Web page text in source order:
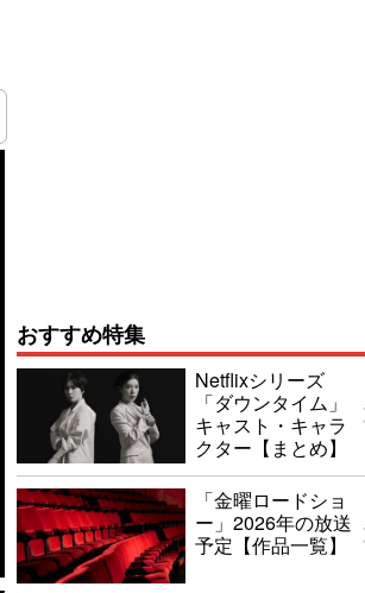
おすすめ特集
Netflixシリーズ
「ダウンタイム」
キャスト・キャラ
クター【まとめ】
「金曜ロードショ
ー」2026年の放送
予定【作品一覧】